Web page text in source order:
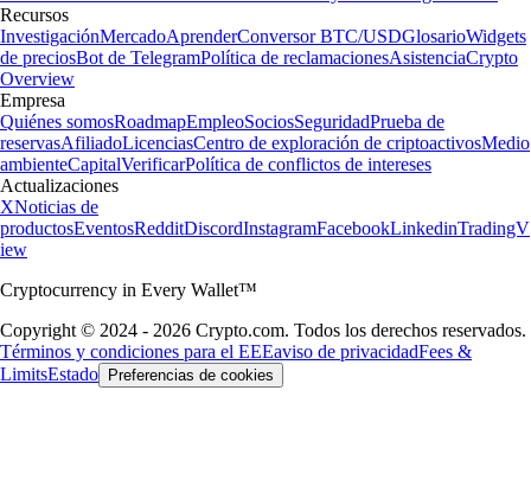
Recursos
InvestigaciónMercadoAprenderConversor BTC/USDGlosarioWidgets
de preciosBot de TelegramPolítica de reclamacionesAsistenciaCrypto
Overview
Empresa
Quiénes somosRoadmapEmpleoSociosSeguridadPrueba de
reservasAfiliadoLicenciasCentro de exploración de criptoactivosMedio
ambienteCapitalVerificarPolítica de conflictos de intereses
Actualizaciones
XNoticias de
productosEventosRedditDiscordInstagramFacebookLinkedinTradingV
iew
Cryptocurrency in Every Wallet™
Copyright © 2024 - 2026 Crypto.com. Todos los derechos reservados.
Términos y condiciones para el EEEaviso de privacidadFees &
LimitsEstado Preferencias de cookies